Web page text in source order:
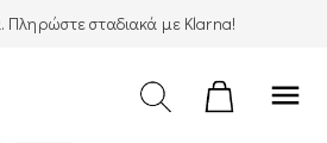
Πληρώστε σταδιακά με Klarna!
menu